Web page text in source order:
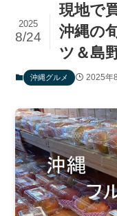
現地で
沖縄の
ツ＆島
2025
8/24
沖縄グルメ 2025年